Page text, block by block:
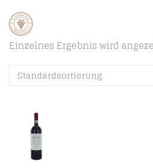
Einzelnes Ergebnis wird
Standardsortierung